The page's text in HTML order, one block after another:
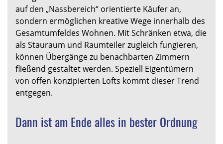
auf den „Nassbereich“ orientierte Käufer an,
sondern ermöglichen kreative Wege innerhalb des
Gesamtumfeldes Wohnen. Mit Schränken etwa, die
als Stauraum und Raumteiler zugleich fungieren,
können Übergänge zu benachbarten Zimmern
fließend gestaltet werden. Speziell Eigentümern
von offen konzipierten Lofts kommt dieser Trend
entgegen.
Dann ist am Ende alles in bester Ordnung